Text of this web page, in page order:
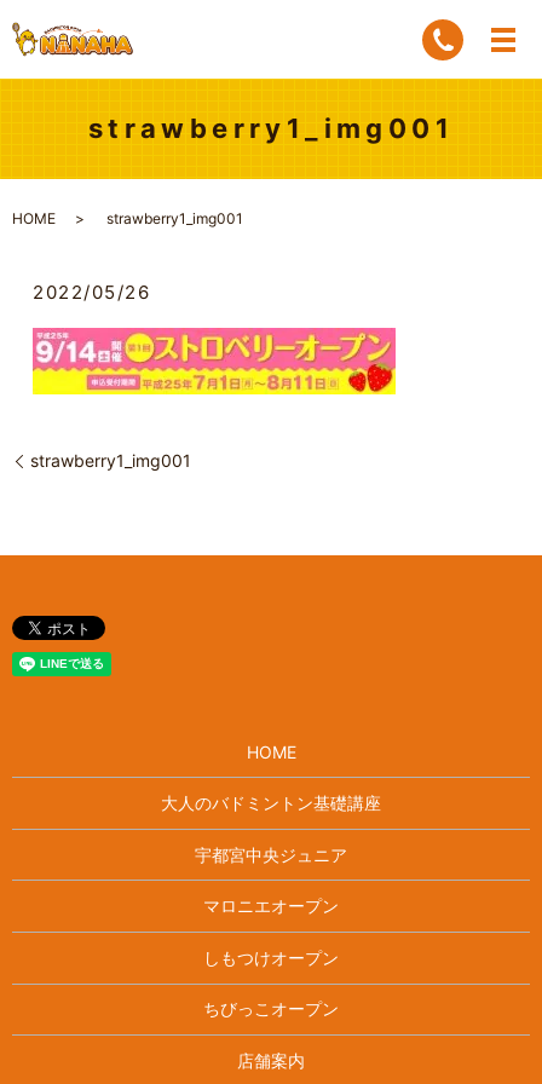
strawberry1_img001
HOME strawberry1_img001
2022/05/26
strawberry1_img001
HOME
大人のバドミントン基礎講座
宇都宮中央ジュニア
マロニエオープン
しもつけオープン
ちびっこオープン
店舗案内